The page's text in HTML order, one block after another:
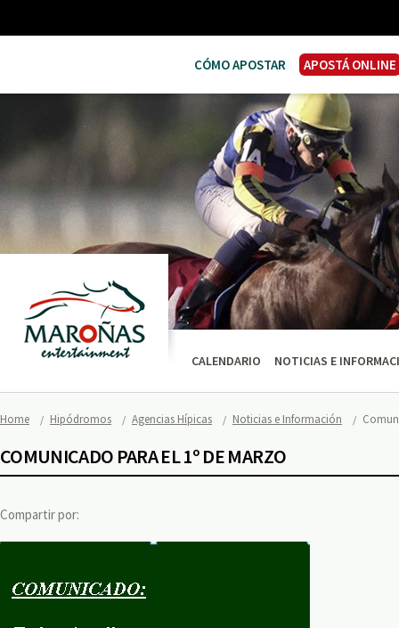
CÓMO APOSTAR APOSTÁ ONLINE
CALENDARIO NOTICIAS E
Home Hipódromos Agencias Hípicas Noticias e Información
COMUNICADO PARA EL 1º DE MARZO
Compartir por: